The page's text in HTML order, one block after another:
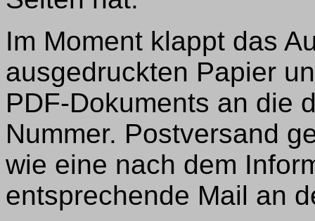
Im Moment klappt das
ausgedruckten Papier
PDF-Dokuments an die
Nummer. Postversand
wie eine nach dem
entsprechende Mail an